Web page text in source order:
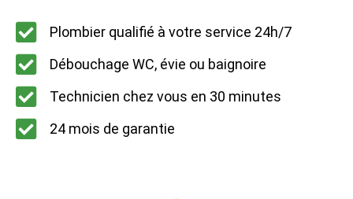
Plombier qualifié à votre service 24h/7
Débouchage WC, évie ou baignoire
Technicien chez vous en 30 minutes
24 mois de garantie